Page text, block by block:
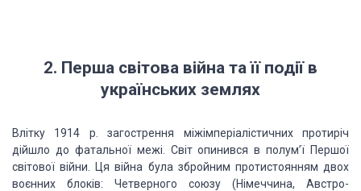
2. Перша світова війна та її події в
українських землях
Влітку 1914 р. загострення міжімперіалістичних протиріч
дійшло до фатальної межі. Світ опинився в полум’ї Першої
світової війни. Ця війна була збройним протистоянням двох
воєнних блоків: Четверного союзу (Німеччина, Австро-